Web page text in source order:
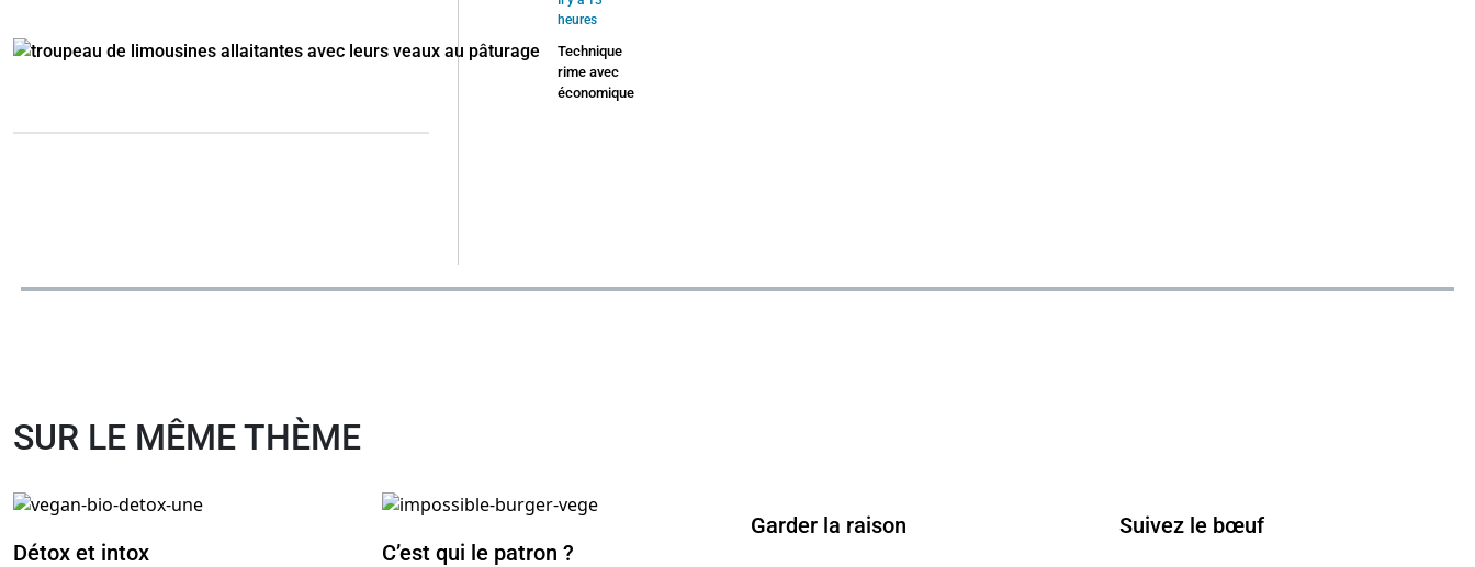
heures
Technique
rime avec
économique
SUR LE MÊME THÈME
Détox et intox C’est qui le patron ?
Garder la raison Suivez le bœuf